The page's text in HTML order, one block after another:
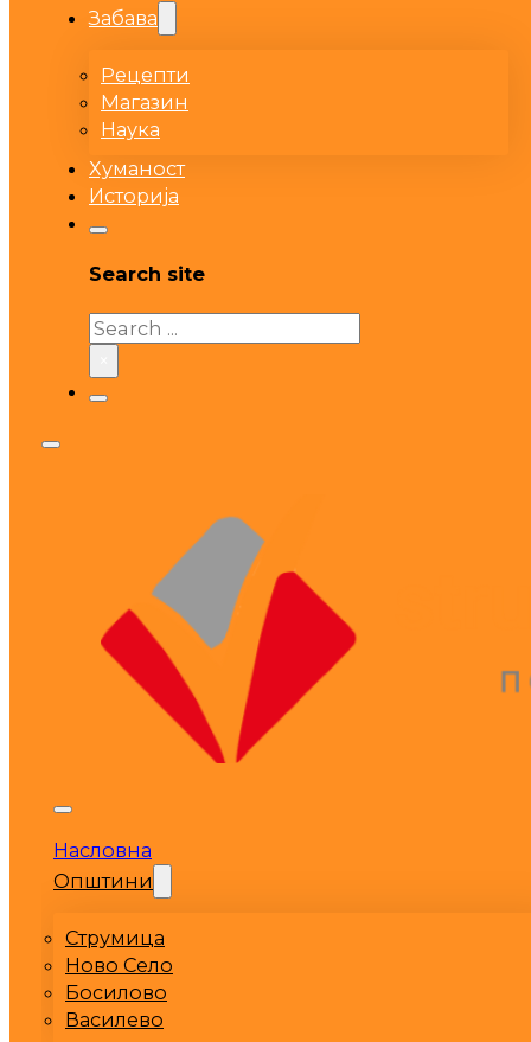
Забава
Рецепти
Магазин
Наука
Хуманост
Историја
Search site
Search
Насловна
Општини
Струмица
Ново Село
Босилово
Василево